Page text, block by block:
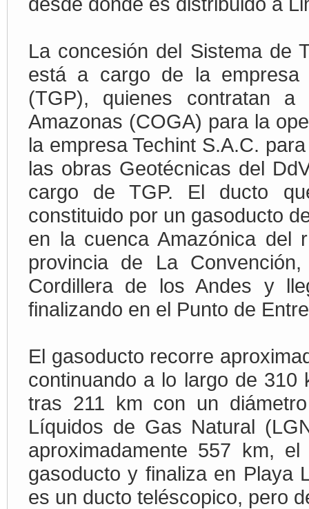
La concesión del Sistema de
está a cargo de la empresa
(TGP), quienes contratan
Amazonas (COGA) para la
la empresa Techint S.A.C.
las obras Geotécnicas del
cargo de TGP. El ducto
constituido por un gasoducto
en la cuenca Amazónica del
provincia de La
Cordillera de los Andes y
finalizando en el Punto de
El gasoducto recorre
continuando a lo largo de 310
tras 211 km con un
Líquidos de Gas Natural
aproximadamente 557 km,
gasoducto y finaliza en Playa
es un ducto teléscopico, pero